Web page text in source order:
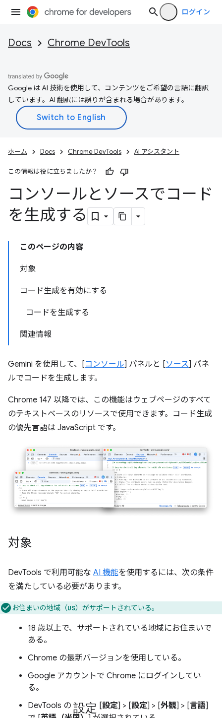
ログイン
Docs Chrome DevTools
Google は AI 技術を使用して、コンテンツをご希望の言語に翻訳
しています。AI 翻訳には誤りが含まれる場合があります。
ホーム Docs Chrome DevTools AI アシスタント
この情報は役に立ちましたか？
コンソールとソースでコード
を生成する
このページの内容
対象
コード生成を有効にする
コードを生成する
関連情報
Gemini を使用して、[コンソール] パネルと [ソース] パネ
ルでコードを生成します。
Chrome 147 以降では、この機能はウェブページのすべて
のテキストベースのリソースで使用できます。コード生成
の優先言語は JavaScript です。
対象
DevTools で利用可能な AI 機能を使用するには、次の条件
を満たしている必要があります。
お住まいの地域（US）がサポートされている。
18 歳以上で、サポートされている地域にお住まいで
ある。
Chrome の最新バージョンを使用している。
Google アカウントで Chrome にログインしてい
る。
DevTools の 設定 [設定] > [設定] > [外観] > [言語]